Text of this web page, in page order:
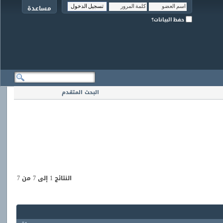
مساعدة
حفظ البيانات؟
البحث المتقدم
النتائج 1 إلى 7 من 7